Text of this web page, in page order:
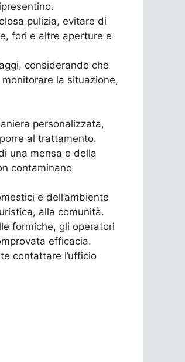
pulizia, evitare di
fori e altre aperture e
considerando che
la situazione,
personalizzata,
al trattamento.
una mensa o della
contaminano
e dell’ambiente
alla comunità.
formiche, gli operatori
efficacia.
contattare l’ufficio